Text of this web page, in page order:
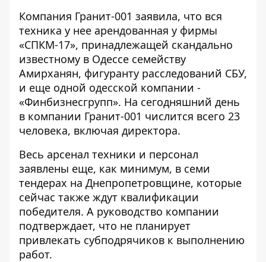
Компания Гранит-001 заявила, что вся
техника у нее арендованная у фирмы
«СПКМ-17», принадлежащей скандально
известному в Одессе семейству
Амирханян, фигуранту расследований СБУ,
и еще одной одесской компании -
«Финбизнесгрупп». На сегодняшний день
в компании Гранит-001 числится всего 23
человека, включая директора.
Весь арсенал техники и персонал
заявлены еще, как минимум, в семи
тендерах на Днепропетровщине, которые
сейчас также ждут квалификации
победителя. А руководство компании
подтверждает, что не планирует
привлекать субподрячиков к выполнению
работ.